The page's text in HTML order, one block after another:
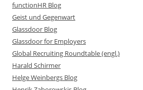
functionHR Blog
Geist und Gegenwart
Glassdoor Blog
Glassdoor for Employers
Global Recruiting Roundtable (engl.)
Harald Schirmer
Helge Weinbergs Blog